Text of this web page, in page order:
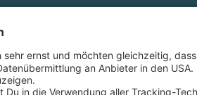
(Affiliate)